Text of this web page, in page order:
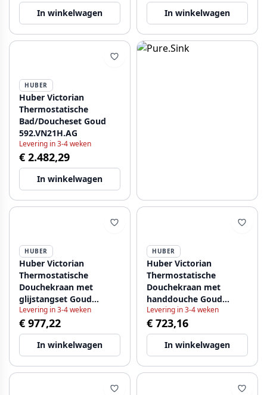
In winkelwagen In winkelwagen
HUBER
Huber Victorian
Thermostatische
Bad/Doucheset Goud
592.VN21H.AG
Levering in 3-4 weken
€ 2.482,29
In winkelwagen
HUBER
Huber Victorian
Thermostatische
Douchekraan met
glijstangset Goud
VTS010102G
Levering in 3-4 weken
€ 977,22
In winkelwagen
HUBER
Huber Victorian
Thermostatische
Douchekraan met
handdouche Goud
1154957652
Levering in 3-4 weken
€ 723,16
In winkelwagen